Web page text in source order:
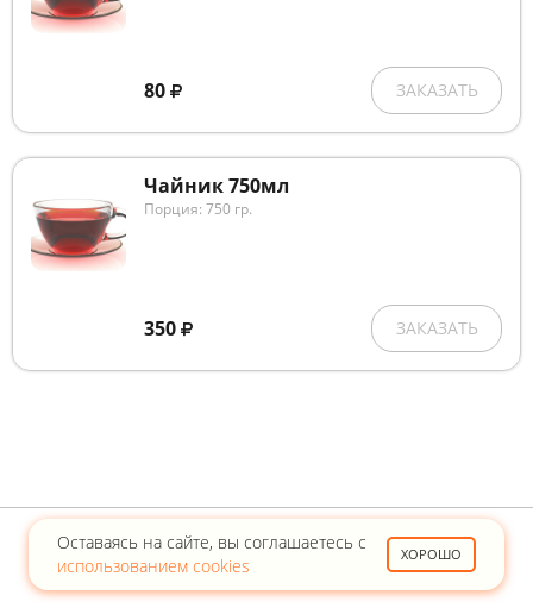
80 ЗАКАЗАТЬ
Чайник 750мл
Порция: 750 гр.
350 ЗАКАЗАТЬ
Оставаясь на сайте, вы соглашаетесь с
использованием cookies
ХОРОШО